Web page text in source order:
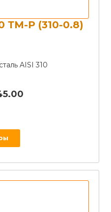
ТМ-Р (310-0.8)
AISI 310